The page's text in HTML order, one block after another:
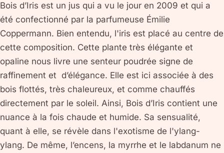
Bois d’Iris est un jus qui a vu le jour en 2009 et qui a
été confectionné par la parfumeuse Émilie
Coppermann. Bien entendu, l'iris est placé au centre de
cette composition. Cette plante très élégante et
opaline nous livre une senteur poudrée signe de
raffinement et d’élégance. Elle est ici associée à des
bois flottés, très chaleureux, et comme chauffés
directement par le soleil. Ainsi, Bois d’Iris contient une
nuance à la fois chaude et humide. Sa sensualité,
quant à elle, se révèle dans l'exotisme de l'ylang-
ylang. De même, l’encens, la myrrhe et le labdanum ne